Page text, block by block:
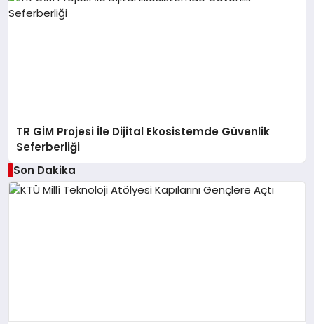
TR GİM Projesi İle Dijital Ekosistemde Güvenlik
Seferberliği
Son Dakika